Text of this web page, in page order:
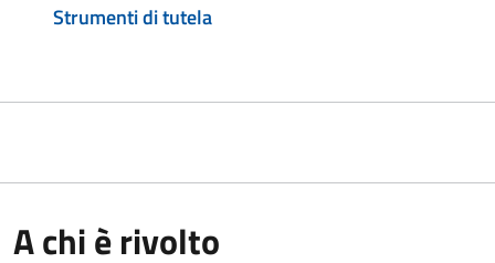
Strumenti di tutela
A chi è rivolto